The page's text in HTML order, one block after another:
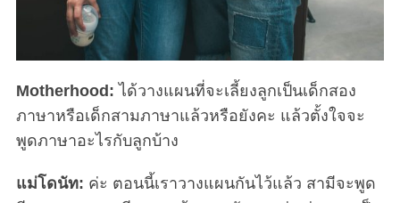
Motherhood:ได้วางแผนที่จะเลี้ยงลูกเป็นเด็กสอง
ภาษาหรือเด็กสามภาษาแล้วหรือยังคะ แล้วตั้งใจจะ
พูดภาษาอะไรกับลูกบ้าง
แม่โดนัท: ค่ะ ตอนนี้เราวางแผนกันไว้แล้ว สามีจะพูด